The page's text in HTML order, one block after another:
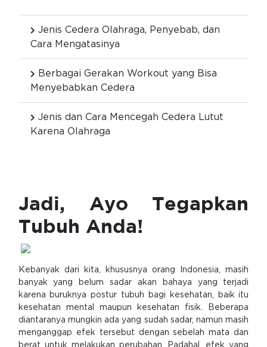
Jenis Cedera Olahraga, Penyebab, dan
Cara Mengatasinya
Berbagai Gerakan Workout yang Bisa
Menyebabkan Cedera
Jenis dan Cara Mencegah Cedera Lutut
Karena Olahraga
Jadi, Ayo Tegapkan
Tubuh Anda!
Kebanyak dari kita, khususnya orang Indonesia, masih
banyak yang belum sadar akan bahaya yang terjadi
karena buruknya postur tubuh bagi kesehatan, baik itu
kesehatan mental maupun kesehatan fisik. Beberapa
diantaranya mungkin ada yang sudah sadar, namun masih
menganggap efek tersebut dengan sebelah mata dan